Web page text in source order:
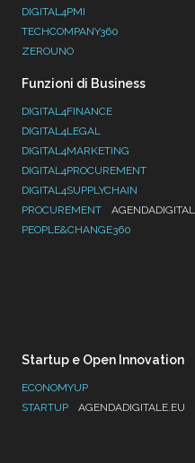
DIGITAL4PMI
TECHCOMPANY360
ZEROUNO
Funzioni di Business
DIGITAL4FINANCE
DIGITAL4LEGAL
DIGITAL4MARKETING
DIGITAL4PROCUREMENT
DIGITAL4SUPPLYCHAIN
PROCUREMENT
PEOPLE&CHANGE360
Startup e Open Innovation
ECONOMYUP
STARTUP
AGENDADIGITALE.EU